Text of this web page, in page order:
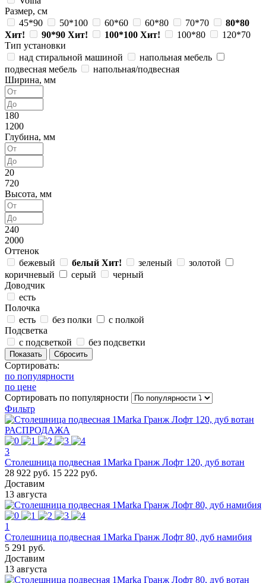
Размер, см
45*90
50*100 60*60 60*80 70*70
80*80
Хит!
90*90 Хит! 100*100 Хит! 100*80
120*70
Тип установки
над стиральной машиной
напольная мебель
подвесная мебель
напольная/подвесная
Ширина, мм
180
1200
Глубина, мм
20
720
Высота, мм
240
2000
Оттенок
бежевый
белый Хит! зеленый
золотой
коричневый
серый
черный
Доводчик
есть
Полочка
есть
без полки
с полкой
Подсветка
с подсветкой
без подсветки
Сортировать:
по популярности
по цене
Сортировать по популярности
Фильтр
РАСПРОДАЖА
3
Столешница подвесная 1Marka Гранж Лофт 120, дуб вотан
28 922 руб. 15 222 руб.
Доставим
13 августа
1
Столешница подвесная 1Marka Гранж Лофт 80, дуб намибия
5 291 руб.
Доставим
13 августа